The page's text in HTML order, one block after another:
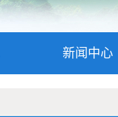
新闻中心